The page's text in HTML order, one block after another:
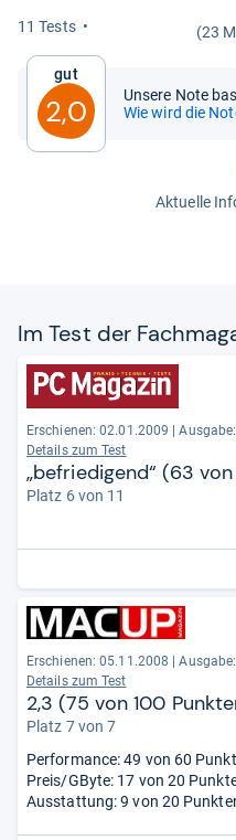
11 Tests (23
Gut
2,0
Unsere Note
Wie wird die
Aktuelle
Im Test der
Erschienen: 02.01.2009
Details zum Test
„befriedigend“ (63
Platz 6 von 11
Erschienen: 05.11.2008
Details zum Test
2,3 (75 von 100
Platz 7 von 7
Performance: 49 von 60
Preis/GByte: 17 von 20
Ausstattung: 9 von 20